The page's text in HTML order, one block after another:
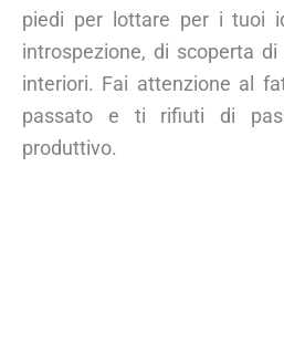
piedi per lottare per i tuoi
introspezione, di scoperta
interiori. Fai attenzione al
passato e ti rifiuti di
produttivo.